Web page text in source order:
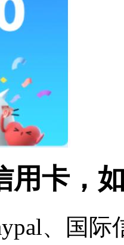
用卡，
、国